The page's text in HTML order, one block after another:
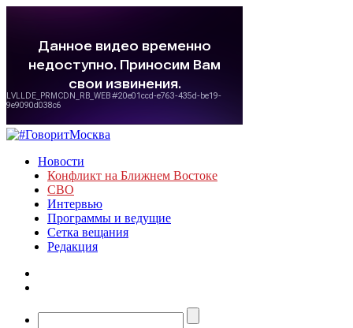
Новости
Конфликт на Ближнем Востоке
СВО
Интервью
Программы и ведущие
Сетка вещания
Редакция